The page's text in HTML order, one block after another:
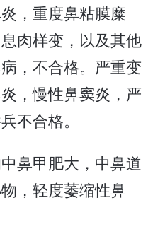
，重度鼻粘膜糜
肉样变，以及其他
，不合格。严重变
，慢性鼻窦炎，严
不合格。
鼻甲肥大，中鼻道
，轻度萎缩性鼻